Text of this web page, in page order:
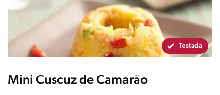
Testada
Mini Cuscuz de Camarão